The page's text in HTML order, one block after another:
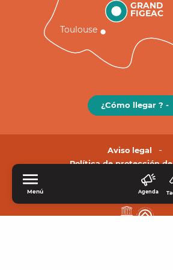
Menú Agenda
GRAND
FIGEAC
Toulouse
¿Cómo llegar ? -
Aviso legal
Política de protección